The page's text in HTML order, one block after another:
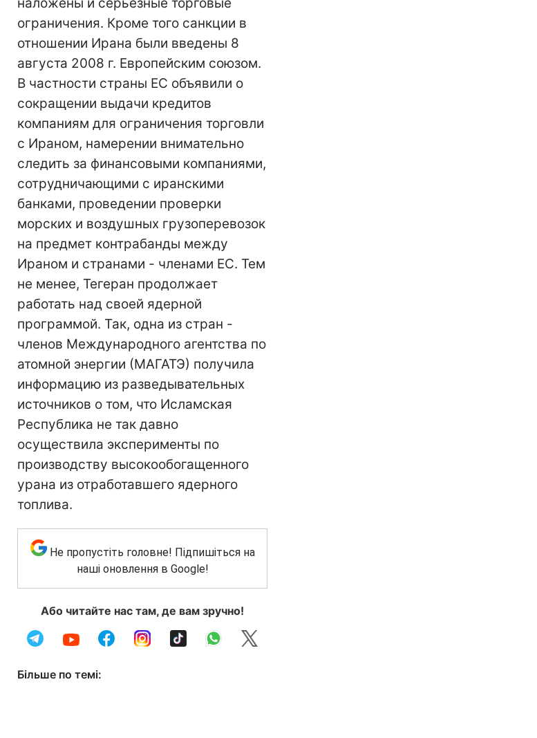
ограничения. Кроме того санкции в
отношении Ирана были введены 8
августа 2008 г. Европейским союзом.
В частности страны ЕС объявили о
сокращении выдачи кредитов
компаниям для ограничения торговли
с Ираном, намерении внимательно
следить за финансовыми компаниями,
сотрудничающими с иранскими
банками, проведении проверки
морских и воздушных грузоперевозок
на предмет контрабанды между
Ираном и странами - членами ЕС. Тем
не менее, Тегеран продолжает
работать над своей ядерной
программой. Так, одна из стран -
членов Международного агентства по
атомной энергии (МАГАТЭ) получила
информацию из разведывательных
источников о том, что Исламская
Республика не так давно
осуществила эксперименты по
производству высокообогащенного
урана из отработавшего ядерного
топлива.
Не пропустіть головне! Підпишіться на
наші оновлення в Google!
Або читайте нас там, де вам зручно!
Більше по темі: